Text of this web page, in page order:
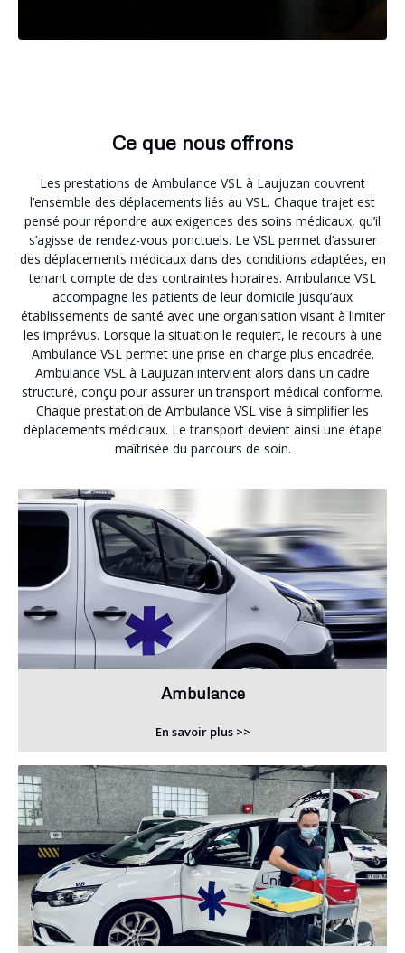
Ce que nous offrons
Les prestations de Ambulance VSL à Laujuzan couvrent
l’ensemble des déplacements liés au VSL. Chaque trajet est
pensé pour répondre aux exigences des soins médicaux, qu’il
s’agisse de rendez-vous ponctuels. Le VSL permet d’assurer
des déplacements médicaux dans des conditions adaptées, en
tenant compte de des contraintes horaires. Ambulance VSL
accompagne les patients de leur domicile jusqu’aux
établissements de santé avec une organisation visant à limiter
les imprévus. Lorsque la situation le requiert, le recours à une
Ambulance VSL permet une prise en charge plus encadrée.
Ambulance VSL à Laujuzan intervient alors dans un cadre
structuré, conçu pour assurer un transport médical conforme.
Chaque prestation de Ambulance VSL vise à simplifier les
déplacements médicaux. Le transport devient ainsi une étape
maîtrisée du parcours de soin.
Ambulance
En savoir plus >>